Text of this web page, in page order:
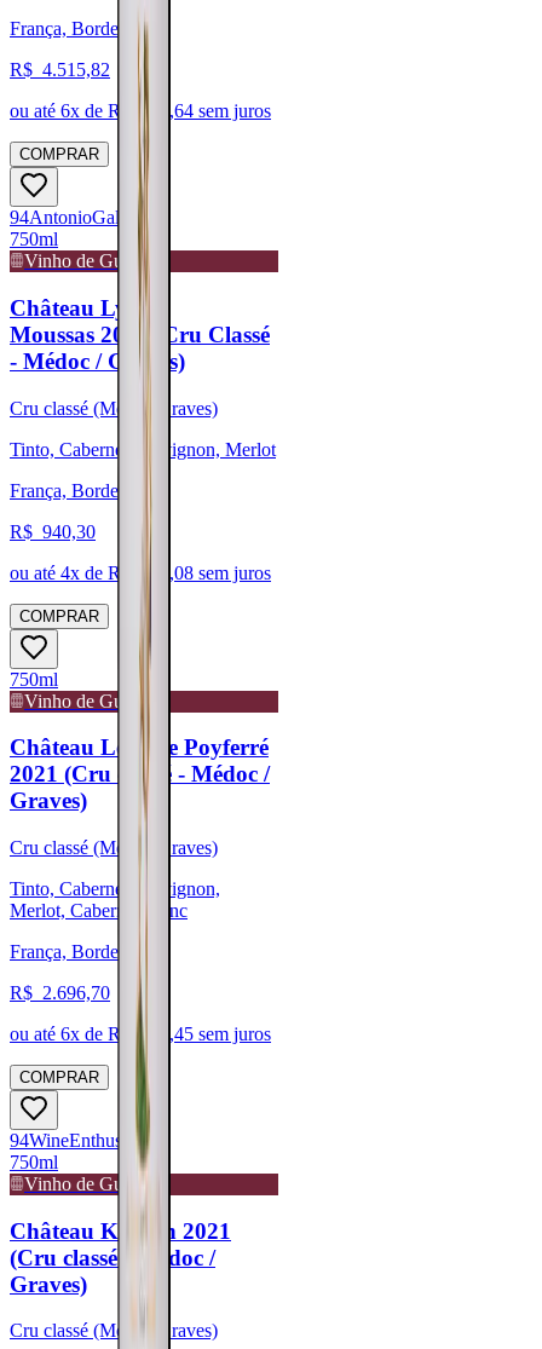
França, Bordeaux
R$ 4.515,82
ou até 6x de R$ 752,64 sem juros
COMPRAR
94AntonioGalloni
750ml
Vinho de Guarda
Château Lynch-
Moussas 2021 (Cru Classé
- Médoc / Graves)
Cru classé (Médoc/Graves)
Tinto, Cabernet Sauvignon, Merlot
França, Bordeaux
R$ 940,30
ou até 4x de R$ 235,08 sem juros
COMPRAR
750ml
Vinho de Guarda
Château Léoville Poyferré
2021 (Cru classé - Médoc /
Graves)
Cru classé (Médoc/Graves)
Tinto, Cabernet Sauvignon,
Merlot, Cabernet Franc
França, Bordeaux
R$ 2.696,70
ou até 6x de R$ 449,45 sem juros
COMPRAR
94WineEnthusiast
750ml
Vinho de Guarda
Château Kirwan 2021
(Cru classé - Médoc /
Graves)
Cru classé (Médoc/Graves)